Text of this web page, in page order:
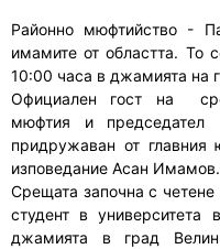
Районно мюфтийство -
имамите от областта. То
10:00 часа в джамията на
Официален гост на
мюфтия и
придружаван от главния
изповедание Асан Имамов.
Срещата започна с
студент в
джамията в град